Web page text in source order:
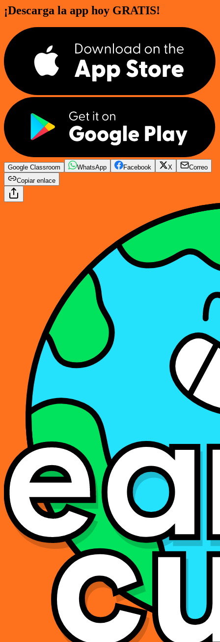
¡Descarga la app hoy GRATIS!
Google Classroom WhatsApp Facebook X
Correo
Copiar enlace